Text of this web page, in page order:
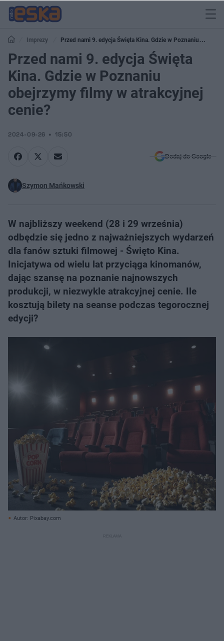
Imprezy
Przed nami 9. edycja Święta Kina. Gdzie w Poznaniu
obejrzymy filmy w atrakcyjnej cenie?
Przed nami 9. edycja Święta
Kina. Gdzie w Poznaniu
obejrzymy filmy w atrakcyjnej
cenie?
2024-09-26 15:50
Dodaj do Google
Szymon Mańkowski
W najbliższy weekend (28 i 29 września)
odbędzie się jedno z najważniejszych wydarzeń
dla fanów sztuki filmowej - Święto Kina.
Inicjatywa od wielu lat przyciąga kinomanów,
dając szansę na poznanie najnowszych
produkcji, w niezwykle atrakcyjnej cenie. Ile
kosztują bilety na seanse podczas tegorocznej
edycji?
Autor: Pixabay.com